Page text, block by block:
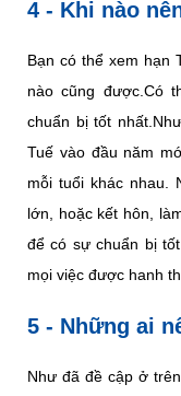
4 - Khi nào
Bạn có thể xem hạn
nào cũng được.Có
chuẩn bị tốt
Tuế vào đầu năm
mỗi tuổi khác nhau.
lớn, hoặc kết hôn,
để có sự chuẩn bị
mọi việc được hanh
5 - Những ai
Như đã đề cập ở